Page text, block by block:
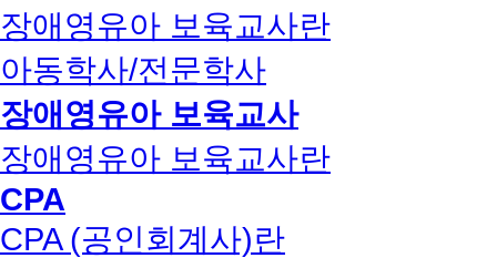
장애영유아 보육교사란
아동학사/전문학사
장애영유아 보육교사
장애영유아 보육교사란
CPA
CPA (공인회계사)란